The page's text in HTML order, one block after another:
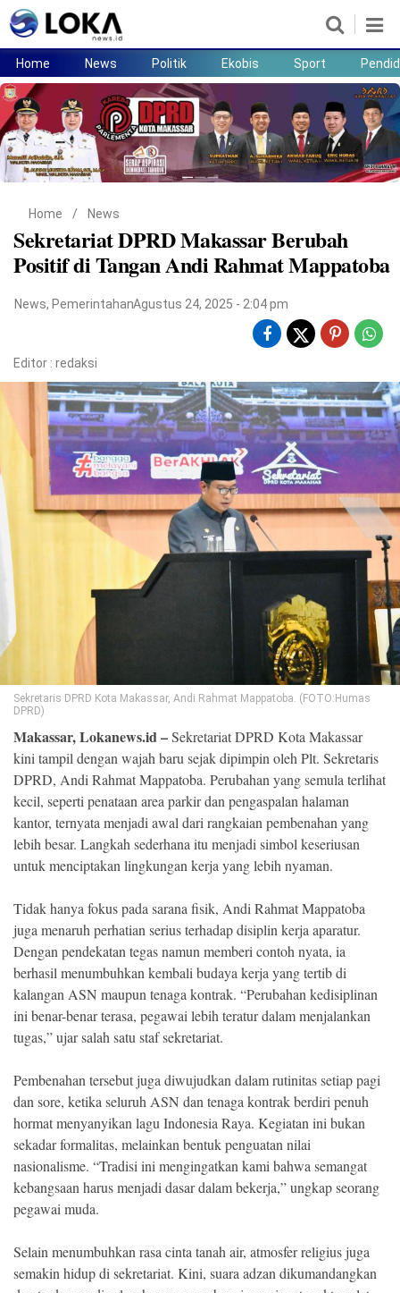
Home News
Ekobis
Sport Pendidikan
Lifestyle
©
Copyright
2026
News
Home News Politik Ekobis Sport
Home / News
Sekretariat DPRD Makassar Berubah
Positif di Tangan Andi Rahmat Mappatoba
News, PemerintahanAgustus 24, 2025 - 2:04 pm
Editor : redaksi
Sekretaris DPRD Kota Makassar, Andi Rahmat Mappatoba. (FOTO:Humas
DPRD)
Makassar, Lokanews.id –Sekretariat DPRD Kota Makassar
kini tampil dengan wajah baru sejak dipimpin oleh Plt. Sekretaris
DPRD, Andi Rahmat Mappatoba. Perubahan yang semula terlihat
kecil, seperti penataan area parkir dan pengaspalan halaman
kantor, ternyata menjadi awal dari rangkaian pembenahan yang
lebih besar. Langkah sederhana itu menjadi simbol keseriusan
untuk menciptakan lingkungan kerja yang lebih nyaman.
Tidak hanya fokus pada sarana fisik, Andi Rahmat Mappatoba
juga menaruh perhatian serius terhadap disiplin kerja aparatur.
Dengan pendekatan tegas namun memberi contoh nyata, ia
berhasil menumbuhkan kembali budaya kerja yang tertib di
kalangan ASN maupun tenaga kontrak. “Perubahan kedisiplinan
ini benar-benar terasa, pegawai lebih teratur dalam menjalankan
tugas,” ujar salah satu staf sekretariat.
Pembenahan tersebut juga diwujudkan dalam rutinitas setiap pagi
dan sore, ketika seluruh ASN dan tenaga kontrak berdiri penuh
hormat menyanyikan lagu Indonesia Raya. Kegiatan ini bukan
sekadar formalitas, melainkan bentuk penguatan nilai
nasionalisme. “Tradisi ini mengingatkan kami bahwa semangat
kebangsaan harus menjadi dasar dalam bekerja,” ungkap seorang
pegawai muda.
Selain menumbuhkan rasa cinta tanah air, atmosfer religius juga
semakin hidup di sekretariat. Kini, suara adzan dikumandangkan